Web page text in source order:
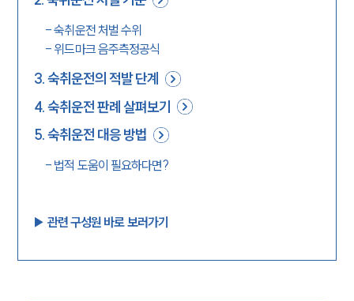
-숙취운전 처벌 수위
- 위드마크 음주측정공식
3.숙취운전의 적발 단계
4.숙취운전 판례 살펴보기
5.숙취운전 대응 방법
- 법적 도움이 필요하다면?
▶︎ 관련 구성원 바로 보러가기